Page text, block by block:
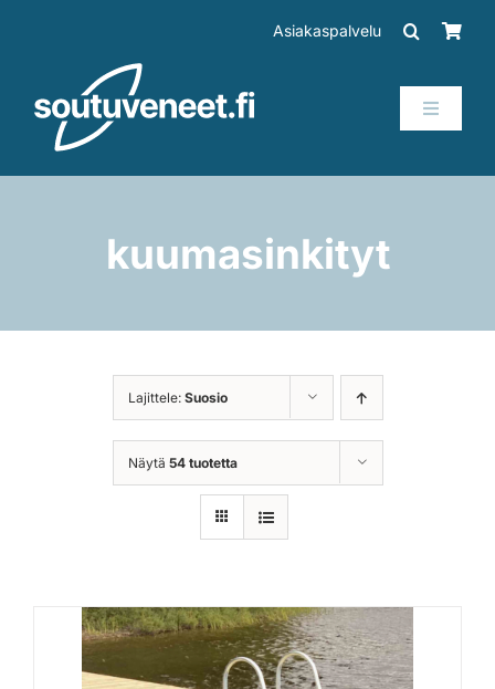
Asiakaspalvelu
Toggle
Perämoottorit
Valmistajat
Rahoitus
kuumasinkityt
Lajittele: Suosio
Näytä 54 tuotetta